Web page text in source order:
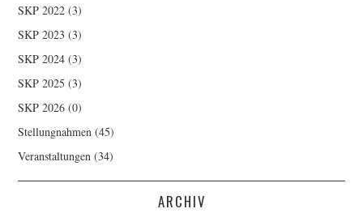
SKP 2022 (3)
SKP 2023 (3)
SKP 2024 (3)
SKP 2025 (3)
SKP 2026 (0)
Stellungnahmen (45)
Veranstaltungen (34)
ARCHIV